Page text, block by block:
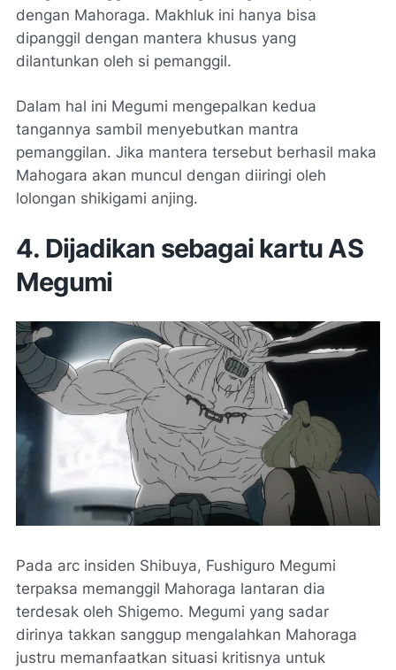
dengan Mahoraga. Makhluk ini hanya bisa
dipanggil dengan mantera khusus yang
dilantunkan oleh si pemanggil.
Dalam hal ini Megumi mengepalkan kedua
tangannya sambil menyebutkan mantra
pemanggilan. Jika mantera tersebut berhasil maka
Mahogara akan muncul dengan diiringi oleh
lolongan shikigami anjing.
4. Dijadikan sebagai kartu AS
Megumi
Pada arc insiden Shibuya, Fushiguro Megumi
terpaksa memanggil Mahoraga lantaran dia
terdesak oleh Shigemo. Megumi yang sadar
dirinya takkan sanggup mengalahkan Mahoraga
justru memanfaatkan situasi kritisnya untuk